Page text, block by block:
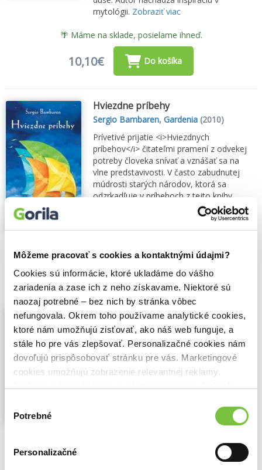
Môžeme pracovať s cookies a kontaktnými údajmi?
Cookies sú informácie, ktoré ukladáme do vášho
zariadenia a zase ich z neho získavame. Niektoré sú
naozaj potrebné – bez nich by stránka vôbec
nefungovala. Okrem toho používame analytické cookies,
ktoré nám umožňujú zisťovať, ako náš web funguje, a
stále ho pre vás zlepšovať. Personalizačné cookies nám
dovoľujú prispôsobovať stránku pre vás. Marketingové
cookies umožňujú zobrazenie relevantnej reklamy.
cookies.
súhlasu
Potrebné
Personalizačné
mytológii. Zobraziť viac
🌴 Máme na sklade, posielame ihneď.
10,10€ Do košíka
Hviezdne príbehy
Sergio Bambaren,Gardenia (2010)
Prívetivé prijatie <i>Hviezdnych
príbehov</i> čitateľmi pramení z odvekej
potreby človeka snívať a vznášať sa na
vlne predstavivosti. V často zabudnutej
múdrosti starých národov, ktorá sa
odzrkadľuje v príbehoch z tejto knihy,
Zobraziť viac
6,80€ Do košíka
Láska sa rodí v tebe
Louise L. Hay,Gardenia(2024)
Po rokoch osobnej práce s klientmi,
stovkách rôznych tvorivých dielní a
intenzívnych kurzov po celom svete
autorka pochopila, že existuje len jeden
spôsob ako vyriešiť každý problém alebo
9,69€